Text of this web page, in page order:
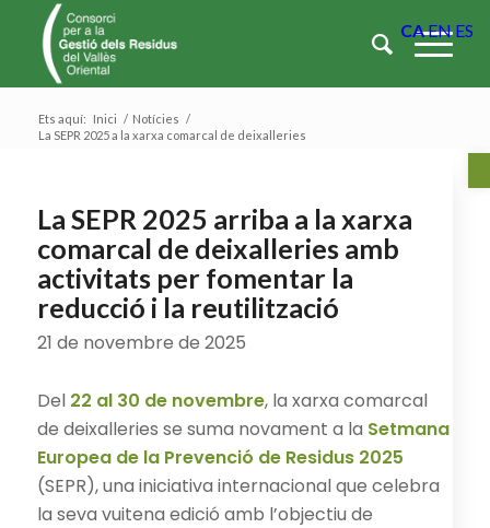
Ets aquí: Inici / Notícies /
La SEPR 2025 a la xarxa comarcal de deixalleries
La SEPR 2025 arriba a la xarxa
comarcal de deixalleries amb
activitats per fomentar la
reducció i la reutilització
21 de novembre de 2025
Del 22 al 30 de novembre, la xarxa comarcal
de deixalleries se suma novament a la Setmana
Europea de la Prevenció de Residus 2025
(SEPR), una iniciativa internacional que celebra
la seva vuitena edició amb l’objectiu de
CAEN ES